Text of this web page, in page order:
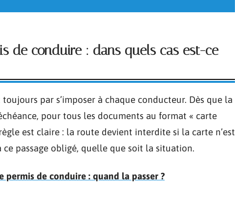
de conduire : dans quels cas est-ce
par s’imposer à chaque conducteur. Dès que la
pour tous les documents au format « carte
est claire : la route devient interdite si la carte n’est
ce passage obligé, quelle que soit la situation.
permis de conduire : quand la passer ?